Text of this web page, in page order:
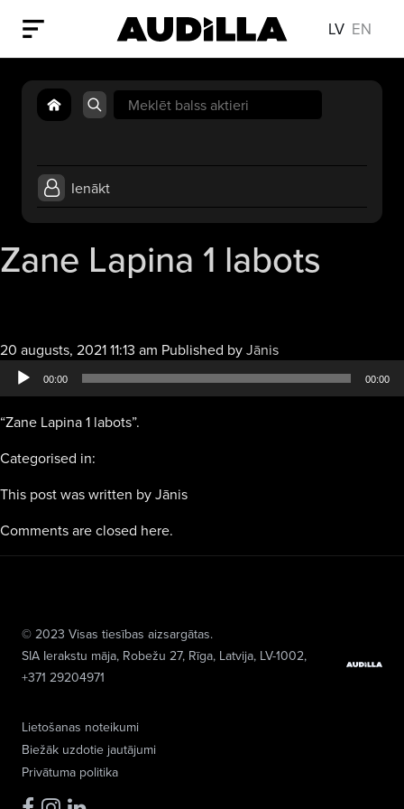
LV EN
Search
for:
Ienākt
Zane Lapina 1 labots
20 augusts, 2021 11:13 am Published byJānisAudio
atskaņotājs
00:00 00:00
“Zane Lapina 1 labots”.
Categorised in:
This post was written by Jānis
Comments are closed here.
Lietošanas noteikumi
Biežāk uzdotie jautājumi
Privātuma politika
© 2023 Visas tiesības aizsargātas.
SIA Ierakstu māja, Robežu 27, Rīga, Latvija, LV-1002,
+371 29204971